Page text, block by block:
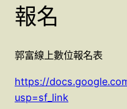
報名
郭富線上數位報名表
https://
usp=sf_link